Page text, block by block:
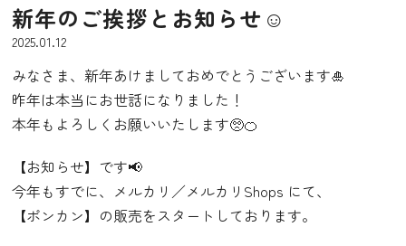
新年のご挨拶とお知らせ☺︎
2025.01.12
みなさま、新年あけましておめでとうございます🎍
昨年は本当にお世話になりました！
本年もよろしくお願いいたします🥺🍊
【お知らせ】です📢
今年もすでに、メルカリ／メルカリShops にて、
【ポンカン】の販売をスタートしております。